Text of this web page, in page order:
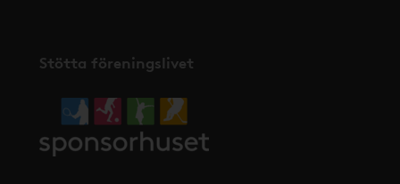
Stötta föreningslivet